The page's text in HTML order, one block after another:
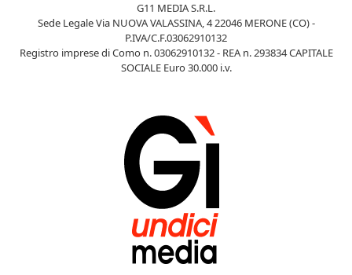
G11 MEDIA S.R.L.
Sede Legale Via NUOVA VALASSINA, 4 22046 MERONE (CO) -
P.IVA/C.F.03062910132
Registro imprese di Como n. 03062910132 - REA n. 293834 CAPITALE
SOCIALE Euro 30.000 i.v.